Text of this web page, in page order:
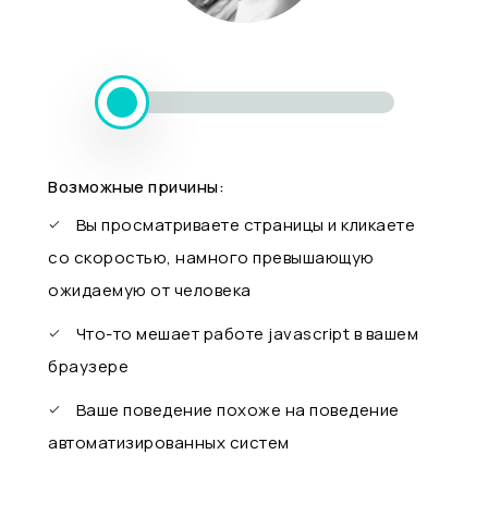
Возможные причины:
Вы просматриваете страницы и кликаете
со скоростью, намного превышающую
ожидаемую от человека
Что-то мешает работе javascript в вашем
браузере
Ваше поведение похоже на поведение
автоматизированных систем